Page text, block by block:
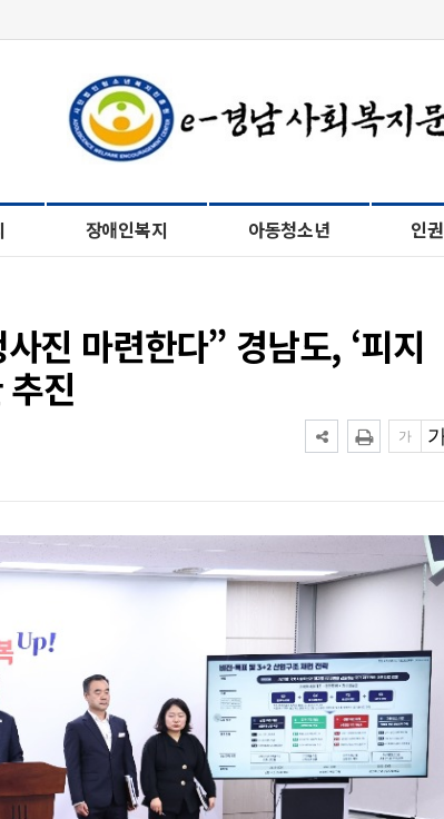
장애인복지 아동청소년 인권
진 마련한다” 경남도, ‘피지
진